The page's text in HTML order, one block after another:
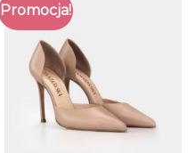
Promocja!